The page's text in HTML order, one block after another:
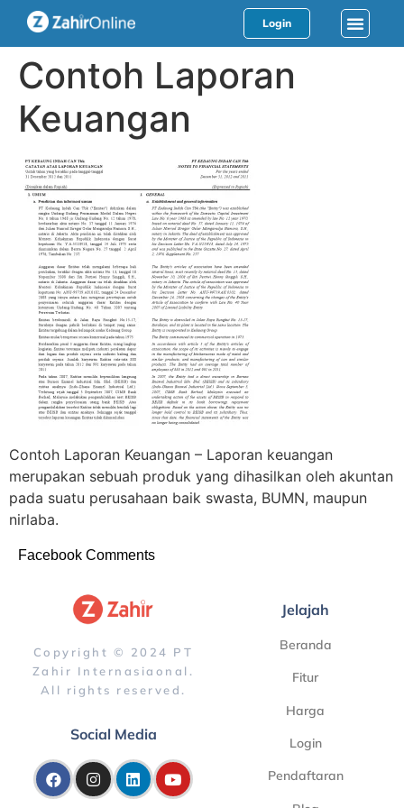
Login
Contoh Laporan
Keuangan
Contoh Laporan Keuangan – Laporan keuangan
merupakan sebuah produk yang dihasilkan oleh akuntan
pada suatu perusahaan baik swasta, BUMN, maupun
nirlaba.
Facebook Comments
Copyright © 2024 PT
Zahir Internasiaonal.
All rights reserved.
Social Media
Jelajah
Beranda
Fitur
Harga
Login
Pendaftaran